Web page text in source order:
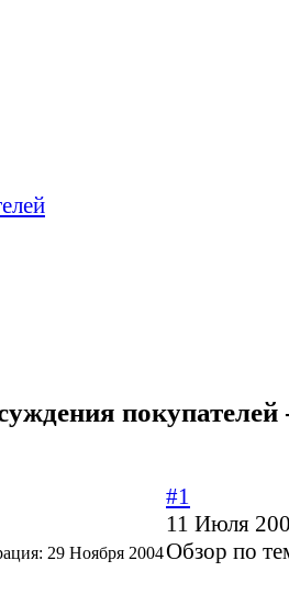
покупателей
29 Ноября 2004
#1
11 Июля
Обзор по